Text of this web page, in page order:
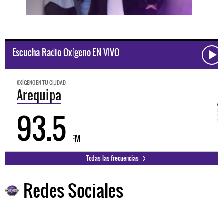
Escucha Radio Oxígeno EN VIVO
OXÍGENO EN TU CIUDAD
Trujillo
98.3 FM
Todas las frecuencias
Redes Sociales